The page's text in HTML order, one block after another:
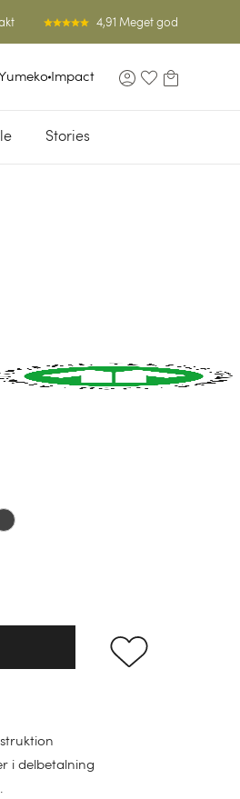
4,91 Meget god
Impact
Stories
i delbetalning